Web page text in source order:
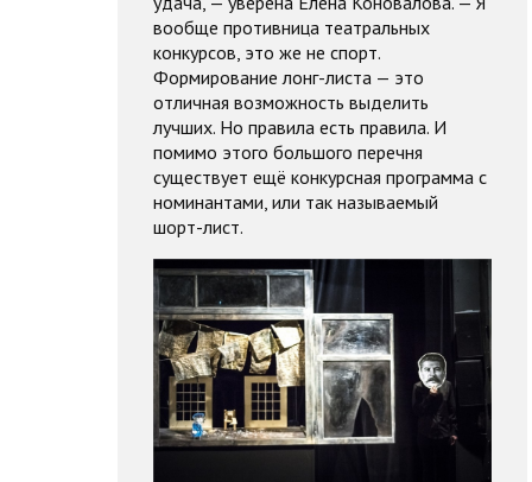
вообще противница театральных
конкурсов, это же не спорт.
Формирование лонг-листа — это
отличная возможность выделить
лучших. Но правила есть правила. И
помимо этого большого перечня
существует ещё конкурсная программа с
номинантами, или так называемый
шорт-лист.